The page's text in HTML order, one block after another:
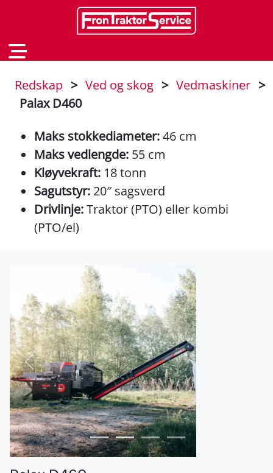
Redskap > Ved og skog > Vedmaskiner >
Palax D460
Maks stokkediameter:46 cm
Maks vedlengde: 55 cm
Kløyvekraft: 18 tonn
Sagutstyr: 20″ sagsverd
Drivlinje:Traktor (PTO) eller kombi
(PTO/el)
Forrige